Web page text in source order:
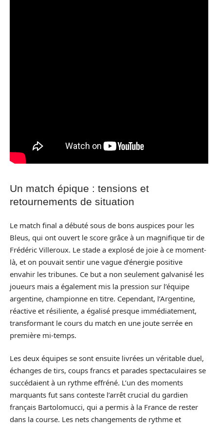
Un match épique : tensions et
retournements de situation
Le match final a débuté sous de bons auspices pour les
Bleus, qui ont ouvert le score grâce à un magnifique tir de
Frédéric Villeroux. Le stade a explosé de joie à ce moment-
là, et on pouvait sentir une vague d’énergie positive
envahir les tribunes. Ce but a non seulement galvanisé les
joueurs mais a également mis la pression sur l’équipe
argentine, championne en titre. Cependant, l’Argentine,
réactive et résiliente, a égalisé presque immédiatement,
transformant le cours du match en une joute serrée en
première mi-temps.
Les deux équipes se sont ensuite livrées un véritable duel,
échanges de tirs, coups francs et parades spectaculaires se
succédaient à un rythme effréné. L’un des moments
marquants fut sans conteste l’arrêt crucial du gardien
français Bartolomucci, qui a permis à la France de rester
dans la course. Les nets changements de rythme et